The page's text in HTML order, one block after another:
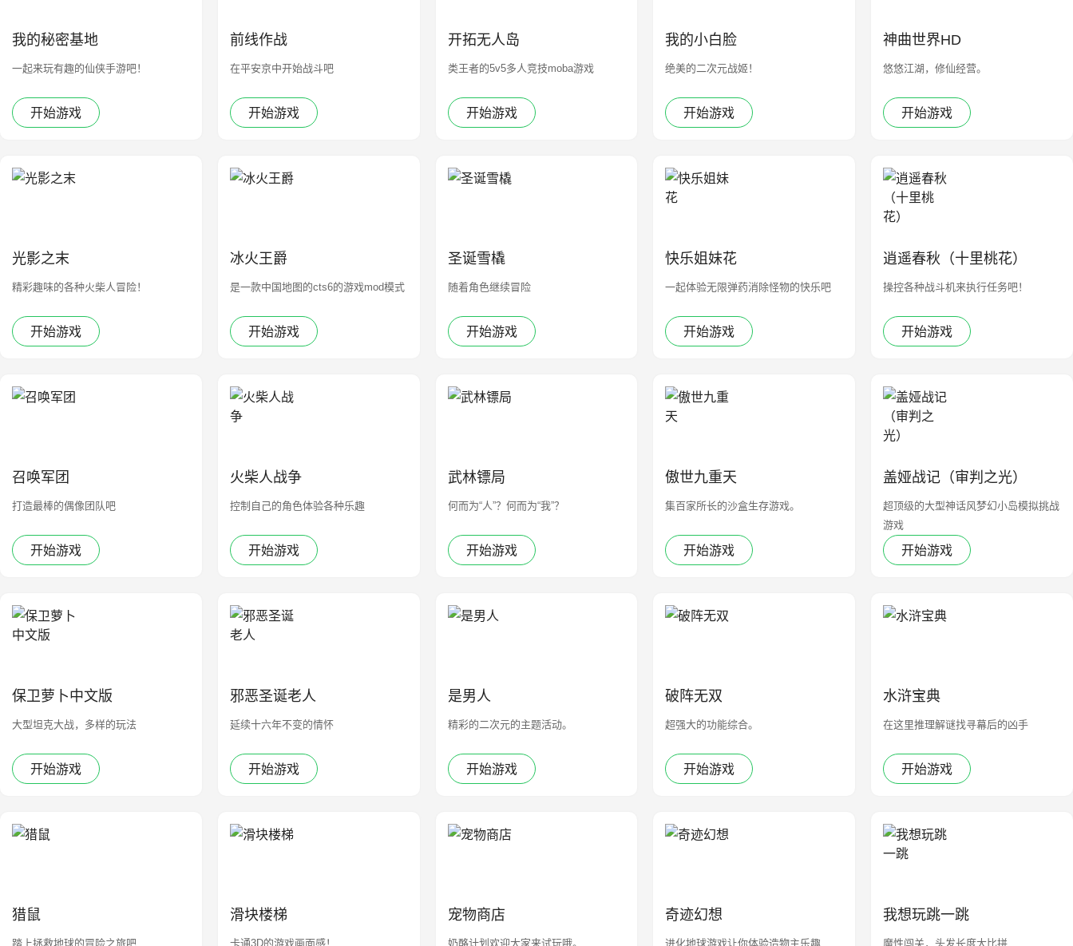
我的秘密基地
一起来玩有趣的仙侠手游吧！
开始游戏
前线作战
在平安京中开始战斗吧
开始游戏
开拓无人岛
类王者的5v5多人竞技moba游戏
开始游戏
我的小白脸
绝美的二次元战姬！
开始游戏
神曲世界HD
悠悠江湖，修仙经营。
开始游戏
光影之末
精彩趣味的各种火柴人冒险！
开始游戏
冰火王爵
是一款中国地图的cts6的游戏mod模式
开始游戏
圣诞雪橇
随着角色继续冒险
开始游戏
快乐姐妹花
一起体验无限弹药消除怪物的快乐吧
开始游戏
逍遥春秋（十里桃花）
操控各种战斗机来执行任务吧！
开始游戏
召唤军团
打造最棒的偶像团队吧
开始游戏
火柴人战争
控制自己的角色体验各种乐趣
开始游戏
武林镖局
何而为“人”？何而为“我”？
开始游戏
傲世九重天
集百家所长的沙盒生存游戏。
开始游戏
盖娅战记（审判之光）
超顶级的大型神话风梦幻小岛模拟挑战
游戏
开始游戏
保卫萝卜中文版
大型坦克大战，多样的玩法
开始游戏
邪恶圣诞老人
延续十六年不变的情怀
开始游戏
是男人
精彩的二次元的主题活动。
开始游戏
破阵无双
超强大的功能综合。
开始游戏
水浒宝典
在这里推理解谜找寻幕后的凶手
开始游戏
猎鼠
踏上拯救地球的冒险之旅吧
滑块楼梯
卡通3D的游戏画面感！
宠物商店
奶酪计划欢迎大家来试玩哦。
奇迹幻想
进化地球游戏让你体验造物主乐趣
我想玩跳一跳
魔性闯关，头发长度大比拼